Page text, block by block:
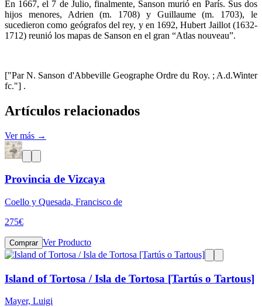
En 1667, el 7 de Julio, finalmente, Sanson murió en París. Sus dos
hijos menores, Adrien (m. 1708) y Guillaume (m. 1703), le
sucedieron como geógrafos del rey, y en 1692, Hubert Jaillot (1632-
1712) reunió los mapas de Sanson en el gran “Atlas nouveau”.
["Par N. Sanson d'Abbeville Geographe Ordre du Roy. ; A.d.Winter
fc."] .
Artículos relacionados
Ver más →
Provincia de Vizcaya
Coello y Quesada, Francisco de
275€
Comprar Ver Producto
Island of Tortosa / Isla de Tortosa [Tartús o Tartous]
Mayer, Luigi